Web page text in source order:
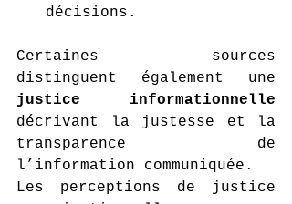
décisions.
Certaines sources
justice informationnelle
décrivant la justesse et la
transparence de
l’information communiquée.
Les perceptions de justice